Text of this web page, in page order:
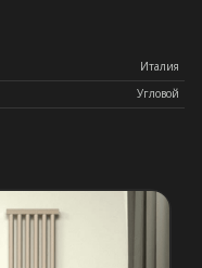
Италия
Угловой